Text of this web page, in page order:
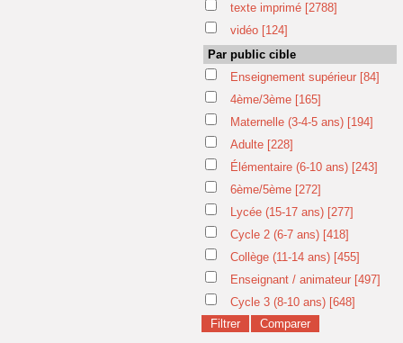
texte imprimé [2788]
vidéo [124]
Par public cible
Enseignement supérieur [84]
4ème/3ème [165]
Maternelle (3-4-5 ans) [194]
Adulte [228]
Élémentaire (6-10 ans) [243]
6ème/5ème [272]
Lycée (15-17 ans) [277]
Cycle 2 (6-7 ans) [418]
Collège (11-14 ans) [455]
Enseignant / animateur [497]
Cycle 3 (8-10 ans) [648]